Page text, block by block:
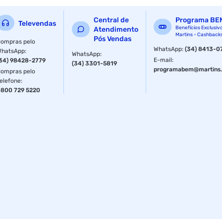
Televendas
pelo
:
98428-2779
pelo
:
729 5220
Central de
Atendimento
Pós Vendas
WhatsApp:
(34) 3301-5819
Programa
Benefícios
Martins -
WhatsApp:(34) 8413-
E-mail: